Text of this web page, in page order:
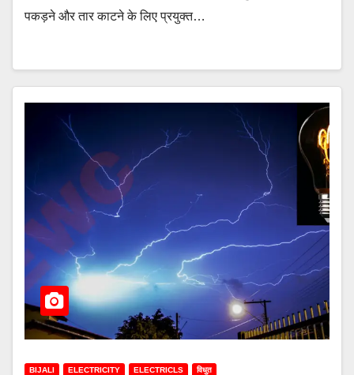
पकड़ने और तार काटने के लिए प्रयुक्त…
BIJALI ELECTRICITY ELECTRICLS विधुत